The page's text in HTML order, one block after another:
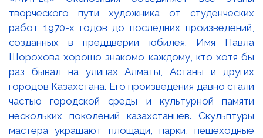
творческого пути художника от студенческих
работ 1970-х годов до последних произведений,
созданных в преддверии юбилея. Имя Павла
Шорохова хорошо знакомо каждому, кто хотя бы
раз бывал на улицах Алматы, Астаны и других
городов Казахстана. Его произведения давно стали
частью городской среды и культурной памяти
нескольких поколений казахстанцев. Скульптуры
мастера украшают площади, парки, пешеходные